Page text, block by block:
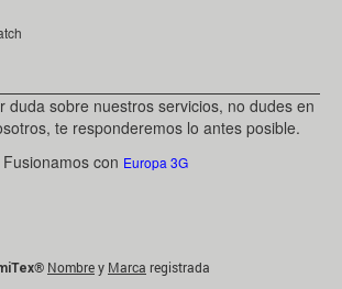
duda sobre nuestros servicios, no dudes en
te responderemos lo antes posible.
Fusionamos con Europa 3G
® Nombrey Marca registrada